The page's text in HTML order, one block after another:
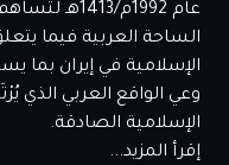
عام 1992م/
الساحة العربية فيما
الإسلامية في إيران بما
وعي الواقع العربي الذي
الإسلامية الصادقة.
إقرأ المزيد...